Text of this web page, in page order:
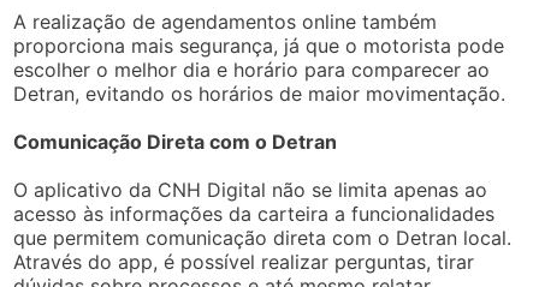
A realização de agendamentos online também
proporciona mais segurança, já que o motorista pode
escolher o melhor dia e horário para comparecer ao
Detran, evitando os horários de maior movimentação.
Comunicação Direta com o Detran
O aplicativo da CNH Digital não se limita apenas ao
acesso às informações da carteira a funcionalidades
que permitem comunicação direta com o Detran local.
Através do app, é possível realizar perguntas, tirar